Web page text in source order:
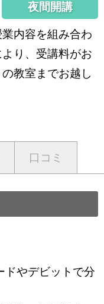
夜間開講
内容を組み合わ
り、受講料がお
教室までお越し
口コミ
ドやデビットで分